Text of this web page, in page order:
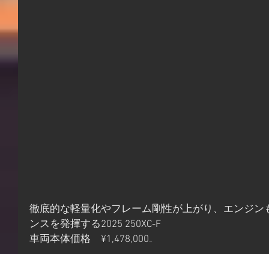
徹底的な軽量化やフレーム剛性が上がり、エンジ
ンスを発揮する2025 250XC-F
車両本体価格　¥1,478,000₋